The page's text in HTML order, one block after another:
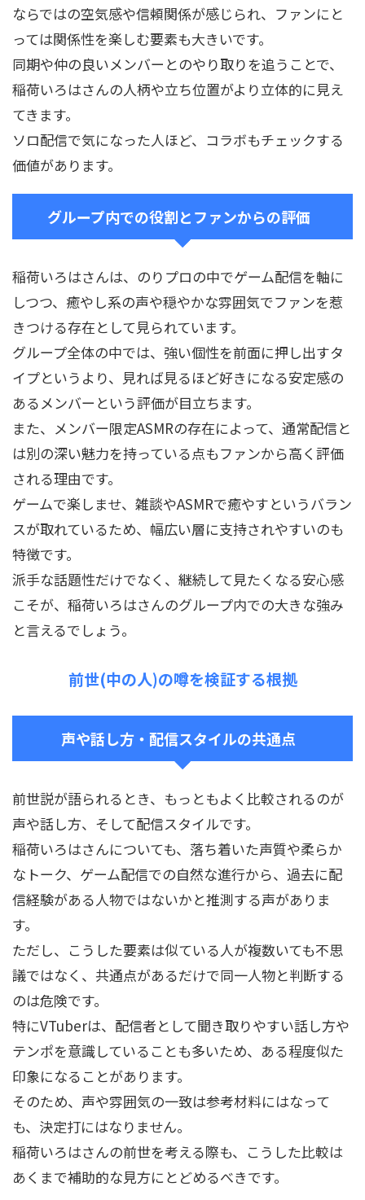
ならではの空気感や信頼関係が感じられ、ファンにと
っては関係性を楽しむ要素も大きいです。
同期や仲の良いメンバーとのやり取りを追うことで、
稲荷いろはさんの人柄や立ち位置がより立体的に見え
てきます。
ソロ配信で気になった人ほど、コラボもチェックする
価値があります。
グループ内での役割とファンからの評価
稲荷いろはさんは、のりプロの中でゲーム配信を軸に
しつつ、癒やし系の声や穏やかな雰囲気でファンを惹
きつける存在として見られています。
グループ全体の中では、強い個性を前面に押し出すタ
イプというより、見れば見るほど好きになる安定感の
あるメンバーという評価が目立ちます。
また、メンバー限定ASMRの存在によって、通常配信と
は別の深い魅力を持っている点もファンから高く評価
される理由です。
ゲームで楽しませ、雑談やASMRで癒やすというバラン
スが取れているため、幅広い層に支持されやすいのも
特徴です。
派手な話題性だけでなく、継続して見たくなる安心感
こそが、稲荷いろはさんのグループ内での大きな強み
と言えるでしょう。
前世(中の人)の噂を検証する根拠
声や話し方・配信スタイルの共通点
前世説が語られるとき、もっともよく比較されるのが
声や話し方、そして配信スタイルです。
稲荷いろはさんについても、落ち着いた声質や柔らか
なトーク、ゲーム配信での自然な進行から、過去に配
信経験がある人物ではないかと推測する声がありま
す。
ただし、こうした要素は似ている人が複数いても不思
議ではなく、共通点があるだけで同一人物と判断する
のは危険です。
特にVTuberは、配信者として聞き取りやすい話し方や
テンポを意識していることも多いため、ある程度似た
印象になることがあります。
そのため、声や雰囲気の一致は参考材料にはなって
も、決定打にはなりません。
稲荷いろはさんの前世を考える際も、こうした比較は
あくまで補助的な見方にとどめるべきです。